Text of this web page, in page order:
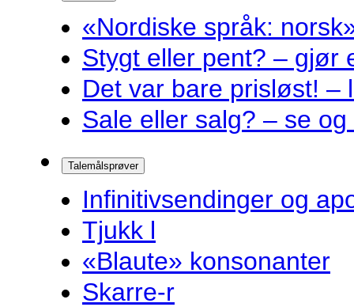
«Nordiske språk:
Stygt eller pent? – gjør
Det var bare prisløst! –
Sale eller salg? – se
Talemålsprøver
Infinitivsendinger og
Tjukk l
«Blaute» konsonanter
Skarre-r